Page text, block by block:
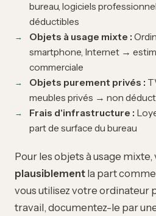
bureau, logiciels
déductibles
Objets à usage mixte :
smartphone, Internet →
commerciale
Objets purement privés :
meubles privés → non
Frais d'infrastructure :
part de surface du bureau
Pour les objets à usage mixte,
plausiblement la part
vous utilisez votre ordinateur
travail, documentez-le par